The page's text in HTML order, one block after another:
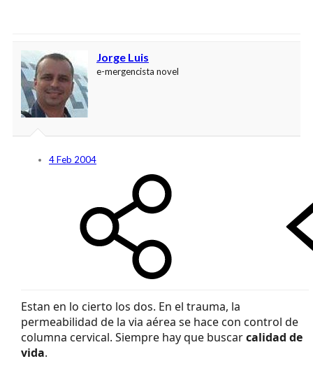
Jorge Luis
e-mergencista novel
4 Feb 2004
Estan en lo cierto los dos. En el trauma, la
permeabilidad de la via aérea se hace con control de
columna cervical. Siempre hay que buscarcalidad de
vida.